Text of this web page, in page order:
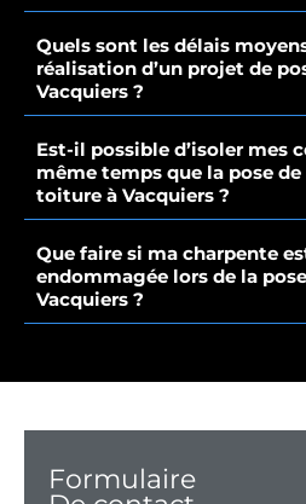
Quels sont les délais
réalisation d’un projet de
Vacquiers ?
Est-il possible d’isoler mes
même temps que la pose
toiture à Vacquiers ?
Que faire si ma charpente
endommagée lors de la
Vacquiers ?
Formulaire